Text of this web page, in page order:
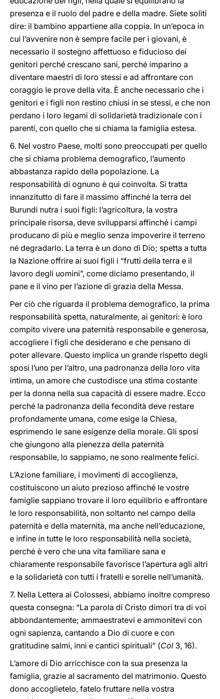
presenza e il ruolo del padre e della madre. Siete soliti
dire: il bambino appartiene alla coppia. In un’epoca in
cui l’avvenire non è sempre facile per i giovani, è
necessario il sostegno affettuoso e fiducioso dei
genitori perché crescano sani, perché imparino a
diventare maestri di loro stessi e ad affrontare con
coraggio le prove della vita. È anche necessario che i
genitori e i figli non restino chiusi in se stessi, e che non
perdano i loro legami di solidarietà tradizionale con i
parenti, con quello che si chiama la famiglia estesa.
6. Nel vostro Paese, molti sono preoccupati per quello
che si chiama problema demografico, l’aumento
abbastanza rapido della popolazione. La
responsabilità di ognuno è qui coinvolta. Si tratta
innanzitutto di fare il massimo affinché la terra del
Burundi nutra i suoi figli: l’agricoltura, la vostra
principale risorsa, deve svilupparsi affinché i campi
producano di più e meglio senza impoverire il terreno
né degradarlo. La terra è un dono di Dio; spetta a tutta
la Nazione offrire ai suoi figli i “frutti della terra e il
lavoro degli uomini”, come diciamo presentando, il
pane e il vino per l’azione di grazia della Messa.
Per ciò che riguarda il problema demografico, la prima
responsabilità spetta, naturalmente, ai genitori: è loro
compito vivere una paternità responsabile e generosa,
accogliere i figli che desiderano e che pensano di
poter allevare. Questo implica un grande rispetto degli
sposi l’uno per l’altro, una padronanza della loro vita
intima, un amore che custodisce una stima costante
per la donna nella sua capacità di essere madre. Ecco
perché la padronanza della fecondità deve restare
profondamente umana, come esige la Chiesa,
esprimendo le sane esigenze della morale. Gli sposi
che giungono alla pienezza della paternità
responsabile, lo sappiamo, ne sono realmente felici.
L’Azione familiare, i movimenti di accoglienza,
costituiscono un aiuto prezioso affinché le vostre
famiglie sappiano trovare il loro equilibrio e affrontare
le loro responsabilità, non soltanto nel campo della
paternità e della maternità, ma anche nell’educazione,
e infine in tutte le loro responsabilità nella società,
perché è vero che una vita familiare sana e
chiaramente responsabile favorisce l’apertura agli altri
e la solidarietà con tutti i fratelli e sorelle nell’umanità.
7. Nella Lettera ai Colossesi, abbiamo inoltre compreso
questa consegna: “La parola di Cristo dimori tra di voi
abbondantemente; ammaestratevi e ammonitevi con
ogni sapienza, cantando a Dio di cuore e con
gratitudine salmi, inni e cantici spirituali” (Col 3, 16).
L’amore di Dio arricchisce con la sua presenza la
famiglia, grazie al sacramento del matrimonio. Questo
dono accoglietelo, fatelo fruttare nella vostra